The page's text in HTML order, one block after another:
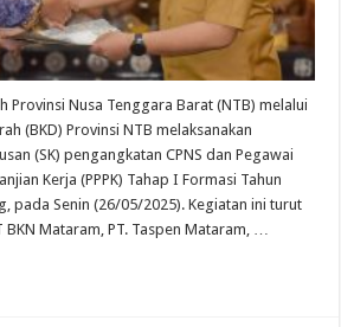
CPNS
dan
PPPK
Tahun
2024
Provinsi Nusa Tenggara Barat (NTB) melalui
(BKD) Provinsi NTB melaksanakan
(SK) pengangkatan CPNS dan Pegawai
Kerja (PPPK) Tahap I Formasi Tahun
pada Senin (26/05/2025). Kegiatan ini turut
BKN Mataram, PT. Taspen Mataram, …